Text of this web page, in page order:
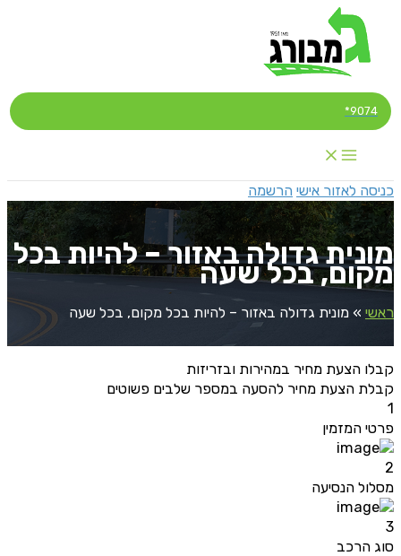
לתוכן
9074*
כניסה לאזור אישי הרשמה
מונית גדולה באזור – להיות בכל
מקום, בכל שעה
ראשי » מונית גדולה באזור – להיות בכל מקום, בכל שעה
קבלו הצעת מחיר במהירות ובזריזות
קבלת הצעת מחיר להסעה במספר שלבים פשוטים
1
פרטי המזמין
2
מסלול הנסיעה
3
סוג הרכב